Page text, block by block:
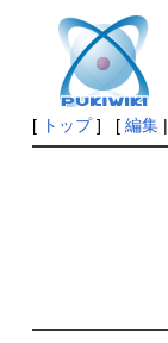
[ トップ] [ 編集|